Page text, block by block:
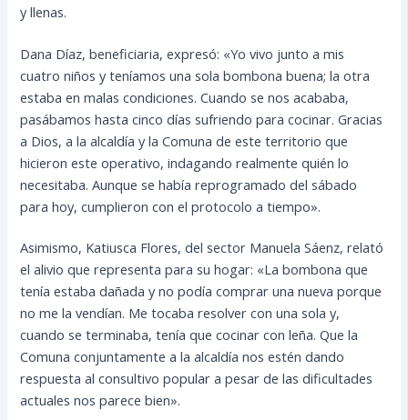
y llenas.
Dana Díaz, beneficiaria, expresó: «Yo vivo junto a mis
cuatro niños y teníamos una sola bombona buena; la otra
estaba en malas condiciones. Cuando se nos acababa,
pasábamos hasta cinco días sufriendo para cocinar. Gracias
a Dios, a la alcaldía y la Comuna de este territorio que
hicieron este operativo, indagando realmente quién lo
necesitaba. Aunque se había reprogramado del sábado
para hoy, cumplieron con el protocolo a tiempo».
Asimismo, Katiusca Flores, del sector Manuela Sáenz, relató
el alivio que representa para su hogar: «La bombona que
tenía estaba dañada y no podía comprar una nueva porque
no me la vendían. Me tocaba resolver con una sola y,
cuando se terminaba, tenía que cocinar con leña. Que la
Comuna conjuntamente a la alcaldía nos estén dando
respuesta al consultivo popular a pesar de las dificultades
actuales nos parece bien».